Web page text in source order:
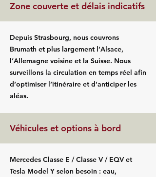
Zone couverte et délais indicatifs
Depuis Strasbourg, nous couvrons
Brumath et plus largement l’Alsace,
l’Allemagne voisine et la Suisse. Nous
surveillons la circulation en temps réel afin
d’optimiser l’itinéraire et d’anticiper les
aléas.
Véhicules et options à bord
Mercedes Classe E / Classe V / EQV et
Tesla Model Y selon besoin : eau,